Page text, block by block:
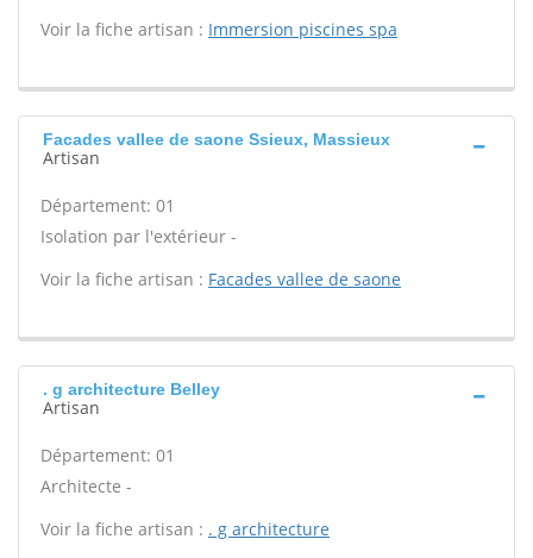
Voir la fiche artisan : Immersion piscines spa
Facades vallee de saone Ssieux, Massieux
Artisan
Département: 01
Isolation par l'extérieur -
Voir la fiche artisan : Facades vallee de saone
. g architecture Belley
Artisan
Département: 01
Architecte -
Voir la fiche artisan : . g architecture